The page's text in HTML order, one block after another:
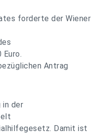
forderte der Wiener
Antrag
in der
Damit ist